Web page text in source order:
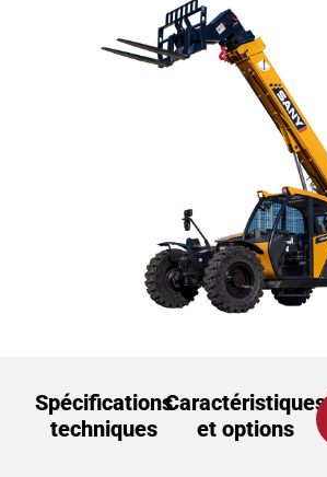
Spécifications
techniques
Caractéristiques
et options